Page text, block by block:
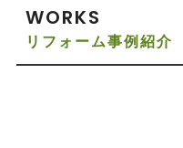
WORKS
リフォーム事例紹介